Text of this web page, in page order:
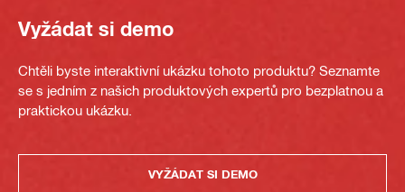
Vyžádat si demo
Chtěli byste interaktivní ukázku tohoto produktu? Seznamte
se s jedním z našich produktových expertů pro bezplatnou a
praktickou ukázku.
VYŽÁDAT SI DEMO